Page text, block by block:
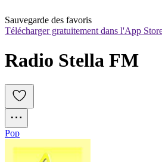
Sauvegarde des favoris
Télécharger gratuitement dans l'App
Radio Stella FM
Pop